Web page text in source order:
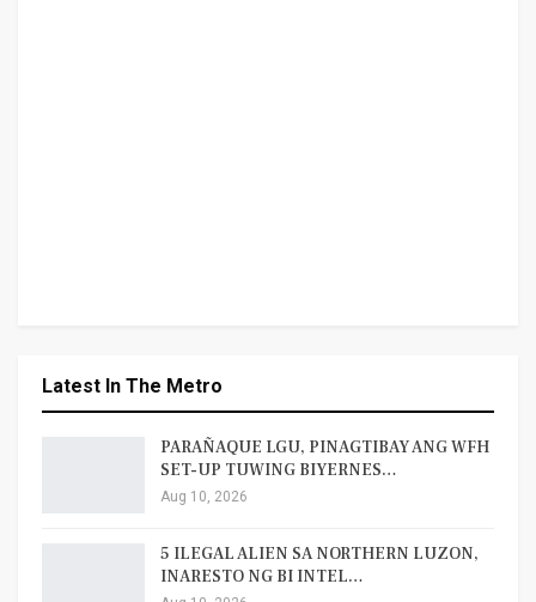
Latest In The Metro
PARAÑAQUE LGU, PINAGTIBAY ANG WFH
SET-UP TUWING BIYERNES…
Aug 10, 2026
5 ILEGAL ALIEN SA NORTHERN LUZON,
INARESTO NG BI INTEL…